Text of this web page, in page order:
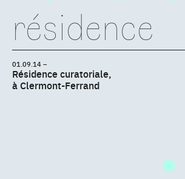
résidence
01.09.14 –
Résidence curatoriale,
à Clermont-Ferrand